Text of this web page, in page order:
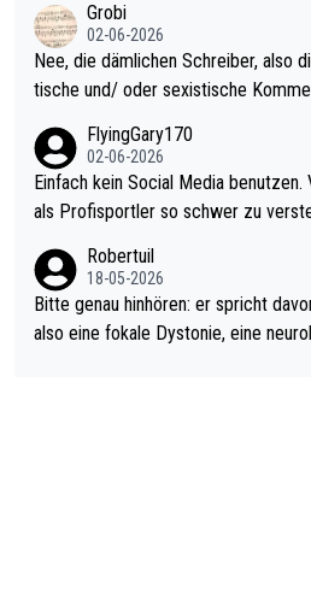
ohl wenig WDF Turniere spielen.
es Jahr der Fall. Er musste als
den Qualifier und ich glaube kaum,
el hat.
Grobi
02-06-2026
Nee, die dämlichen Schreiber, also
tische und/ oder sexistische
s Leben in den Griff kriegen. Nur
r war doch neulich erst derjenige,
rovoziert hat. Und Littlers Mutter
FlyingGary170
02-06-2026
Einfach kein Social Media
als Profisportler so schwer zu
Robertuil
18-05-2026
Bitte genau hinhören: er spricht
also eine fokale Dystonie, eine